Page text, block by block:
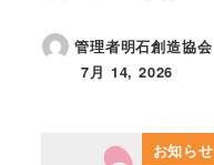
管理者明石創造協会
投稿日
7月 14, 2026
お知らせ